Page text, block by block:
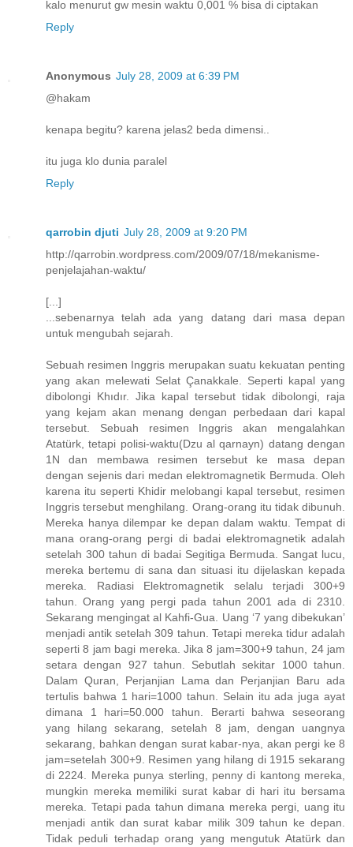
kalo menurut gw mesin waktu 0,001 % bisa di ciptakan
Reply
Anonymous July 28, 2009 at 6:39 PM
@hakam
kenapa begitu? karena jelas2 beda dimensi..
itu juga klo dunia paralel
Reply
qarrobin djuti July 28, 2009 at 9:20 PM
http://qarrobin.wordpress.com/2009/07/18/mekanisme-
penjelajahan-waktu/
[...]
...sebenarnya telah ada yang datang dari masa depan
untuk mengubah sejarah.
Sebuah resimen Inggris merupakan suatu kekuatan penting
yang akan melewati Selat Çanakkale. Seperti kapal yang
dibolongi Khıdır. Jika kapal tersebut tidak dibolongi, raja
yang kejam akan menang dengan perbedaan dari kapal
tersebut. Sebuah resimen Inggris akan mengalahkan
Atatürk, tetapi polisi-waktu(Dzu al qarnayn) datang dengan
1N dan membawa resimen tersebut ke masa depan
dengan sejenis dari medan elektromagnetik Bermuda. Oleh
karena itu seperti Khidir melobangi kapal tersebut, resimen
Inggris tersebut menghilang. Orang-orang itu tidak dibunuh.
Mereka hanya dilempar ke depan dalam waktu. Tempat di
mana orang-orang pergi di badai elektromagnetik adalah
setelah 300 tahun di badai Segitiga Bermuda. Sangat lucu,
mereka bertemu di sana dan situasi itu dijelaskan kepada
mereka. Radiasi Elektromagnetik selalu terjadi 300+9
tahun. Orang yang pergi pada tahun 2001 ada di 2310.
Sekarang mengingat al Kahfi-Gua. Uang ‘7 yang dibekukan’
menjadi antik setelah 309 tahun. Tetapi mereka tidur adalah
seperti 8 jam bagi mereka. Jika 8 jam=300+9 tahun, 24 jam
setara dengan 927 tahun. Sebutlah sekitar 1000 tahun.
Dalam Quran, Perjanjian Lama dan Perjanjian Baru ada
tertulis bahwa 1 hari=1000 tahun. Selain itu ada juga ayat
dimana 1 hari=50.000 tahun. Berarti bahwa seseorang
yang hilang sekarang, setelah 8 jam, dengan uangnya
sekarang, bahkan dengan surat kabar-nya, akan pergi ke 8
jam=setelah 300+9. Resimen yang hilang di 1915 sekarang
di 2224. Mereka punya sterling, penny di kantong mereka,
mungkin mereka memiliki surat kabar di hari itu bersama
mereka. Tetapi pada tahun dimana mereka pergi, uang itu
menjadi antik dan surat kabar milik 309 tahun ke depan.
Tidak peduli terhadap orang yang mengutuk Atatürk dan